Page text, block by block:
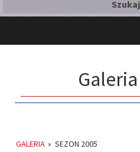
GALERIA » SEZON 2005